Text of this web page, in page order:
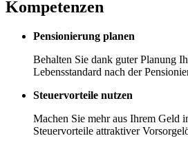
Kompetenzen
Pensionierung planen
Behalten Sie dank guter Planung
Lebensstandard nach der
Steuervorteile nutzen
Machen Sie mehr aus Ihrem Geld
Steuervorteile attraktiver